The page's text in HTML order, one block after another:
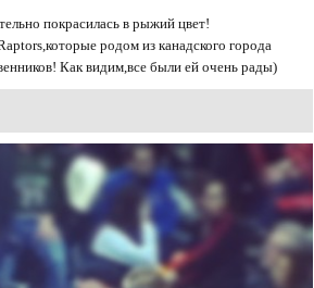
покрасилась в рыжий цвет!
родом из канадского города
Как видим,все были ей очень рады)